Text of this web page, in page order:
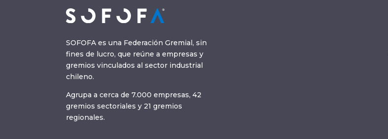
SOFOFA es una Federación Gremial, sin
fines de lucro, que reúne a empresas y
gremios vinculados al sector industrial
chileno.
Agrupa a cerca de 7.000 empresas, 42
gremios sectoriales y 21 gremios
regionales.